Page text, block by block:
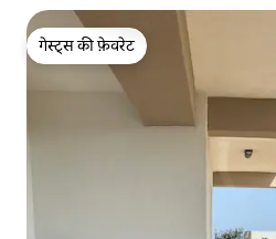
गेस्ट्स की फ़ेवरेट
गेस्ट्स की फ़ेवरेट